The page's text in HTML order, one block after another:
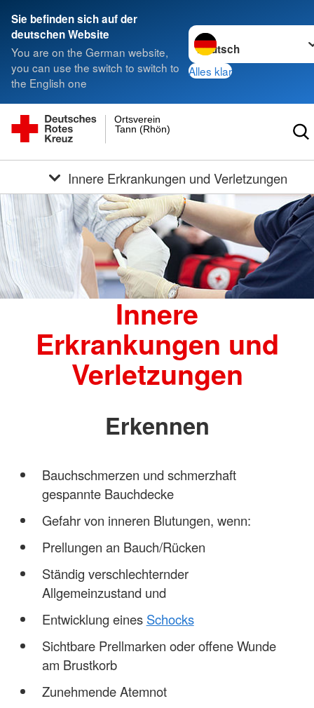
Sie befinden sich auf der
deutschen Website
You are on the German website,
you can use the switch to switch to
the English one
Sprache wechseln zu
Alles klar
Tann (Rhön)
Ortsverein
Innere Erkrankungen und Verletzungen
Innere
Erkrankungen und
Verletzungen
Erkennen
Bauchschmerzen und schmerzhaft
gespannte Bauchdecke
Gefahr von inneren Blutungen, wenn:
Prellungen an Bauch/Rücken
Ständig verschlechternder
Allgemeinzustand und
Entwicklung eines Schocks
Sichtbare Prellmarken oder offene Wunde
am Brustkorb
Zunehmende Atemnot